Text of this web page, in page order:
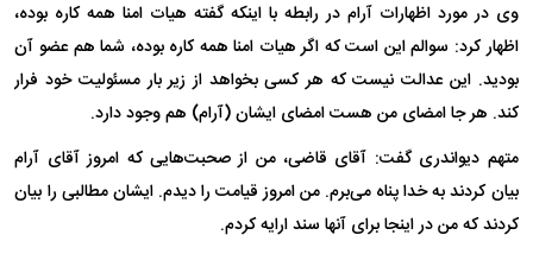
وی در مورد اظهارات آرام در رابطه با اینکه گفته هیات امنا همه کاره بوده،
اظهار کرد: سوالم این است که اگر هیات امنا همه کاره بوده، شما هم عضو آن
بودید. این عدالت نیست که هر کسی بخواهد از زیر بار مسئولیت خود فرار
کند. هر جا امضای من هست امضای ایشان (آرام) هم وجود دارد.
متهم دیواندری گفت: آقای قاضی، من از صحبت‌هایی که امروز آقای آرام
بیان کردند به خدا پناه می‌برم. من امروز قیامت را دیدم. ایشان مطالبی را بیان
کردند که من در اینجا برای آنها سند ارایه کردم.